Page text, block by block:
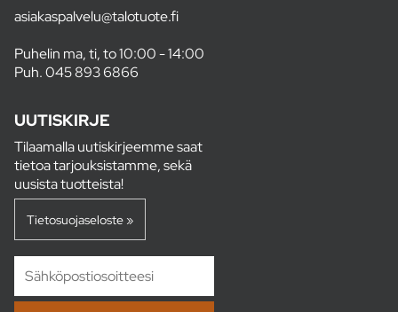
asiakaspalvelu@talotuote.fi
Puhelin ma, ti, to 10:00 - 14:00
Puh.045 893 6866
UUTISKIRJE
Tilaamalla uutiskirjeemme saat
tietoa tarjouksistamme, sekä
uusista tuotteista!
Tietosuojaseloste »